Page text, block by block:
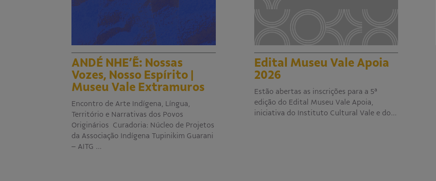
ANDÉ NHE’Ẽ: Nossas
Vozes, Nosso Espírito |
Museu Vale Extramuros
Encontro de Arte Indígena, Língua,
Território e Narrativas dos Povos
Originários Curadoria: Núcleo de Projetos
da Associação Indígena Tupinikim Guarani
– AITG …
Edital Museu Vale Apoia
2026
Estão abertas as inscrições para a 5ª
edição do Edital Museu Vale Apoia,
iniciativa do Instituto Cultural Vale e do…